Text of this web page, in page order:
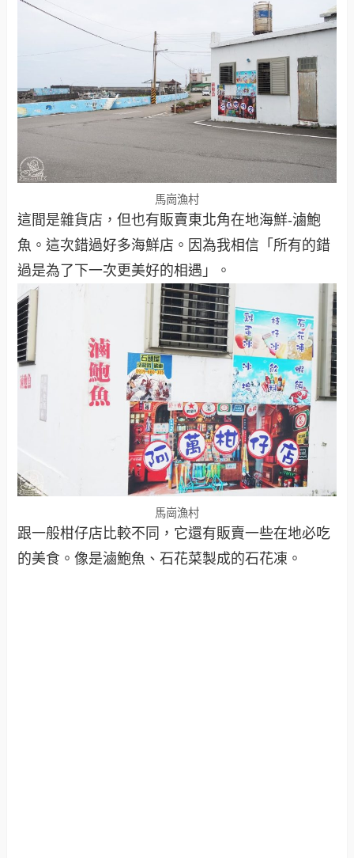
馬崗漁村
這間是雜貨店，但也有販賣東北角在地海鮮-滷鮑
魚。這次錯過好多海鮮店。因為我相信「所有的錯
過是為了下一次更美好的相遇」。
馬崗漁村
跟一般柑仔店比較不同，它還有販賣一些在地必吃
的美食。像是滷鮑魚、石花菜製成的石花凍。